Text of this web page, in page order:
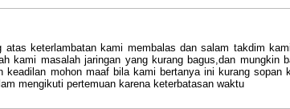
keterlambatan kami membalas dan salam takdim
kami masalah jaringan yang kurang bagus,dan mungkin
keadilan mohon maaf bila kami bertanya ini kurang sopan
mengikuti pertemuan karena keterbatasan waktu